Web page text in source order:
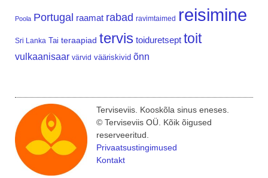
Poola Portugal raamat rabad ravimtaimed reisimine
Sri Lanka Tai teraapiad tervis toiduretsept toit
vulkaanisaar värvid vääriskivid õnn
Terviseviis. Kooskõla sinus eneses.
© Terviseviis OÜ. Kõik õigused
reserveeritud.
Privaatsustingimused
Kontakt